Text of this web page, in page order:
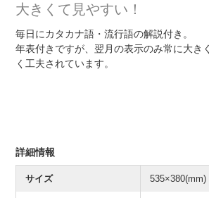
大きくて見やすい！
毎日にカタカナ語・流行語の解説付き。
年表付きですが、翌月の表示のみ常に大き
く工夫されています。
詳細情報
サイズ 535×380(mm)